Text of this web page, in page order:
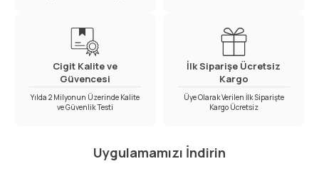
Cigit Kalite ve
Güvencesi
Yılda 2 Milyonun Üzerinde Kalite
ve Güvenlik Testi
İlk Siparişe Ücretsiz
Kargo
Üye Olarak Verilen İlk Siparişte
Kargo Ücretsiz
Uygulamamızı İndirin